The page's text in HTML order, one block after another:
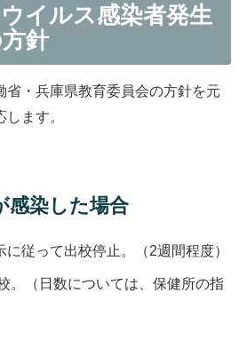
イルス感染者発生
針
省・兵庫県教育委員会の方針を元
ます。
感染した場合
に従って出校停止。（2週間程度）
。（日数については、保健所の指